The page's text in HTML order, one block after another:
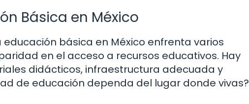
Básica en México
básica en México enfrenta varios
en el acceso a recursos educativos. Hay
didácticos, infraestructura adecuada y
de educación dependa del lugar donde vivas?